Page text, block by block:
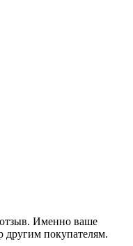
отзыв. Именно ваше
другим покупателям.